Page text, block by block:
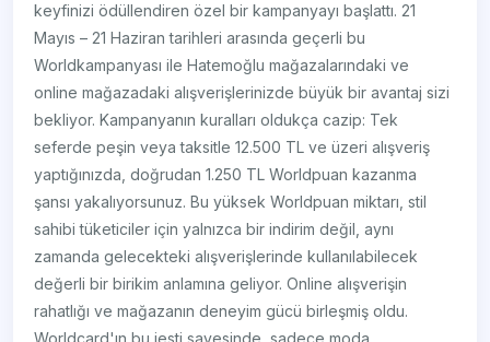
keyfinizi ödüllendiren özel bir kampanyayı başlattı. 21
Mayıs – 21 Haziran tarihleri arasında geçerli bu
Worldkampanyası ile Hatemoğlu mağazalarındaki ve
online mağazadaki alışverişlerinizde büyük bir avantaj sizi
bekliyor. Kampanyanın kuralları oldukça cazip: Tek
seferde peşin veya taksitle 12.500 TL ve üzeri alışveriş
yaptığınızda, doğrudan 1.250 TL Worldpuan kazanma
şansı yakalıyorsunuz. Bu yüksek Worldpuan miktarı, stil
sahibi tüketiciler için yalnızca bir indirim değil, aynı
zamanda gelecekteki alışverişlerinde kullanılabilecek
değerli bir birikim anlamına geliyor. Online alışverişin
rahatlığı ve mağazanın deneyim gücü birleşmiş oldu.